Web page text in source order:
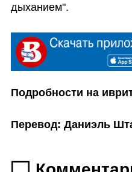
дыханием".
Подробности на
Перевод: Даниэль